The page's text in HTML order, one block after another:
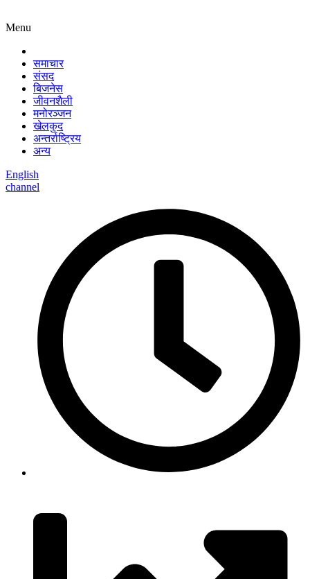
Menu
समाचार
संसद
बिजनेस
जीवनशैली
मनोरञ्जन
खेलकुद
अन्तर्राष्ट्रिय
अन्य
English
channel